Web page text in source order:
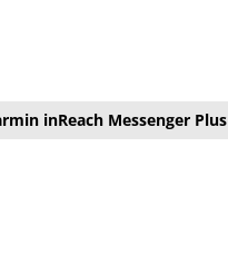
inReach Messenger Plus